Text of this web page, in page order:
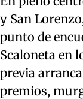
y San
punto de
Scaloneta en
previa
premios,